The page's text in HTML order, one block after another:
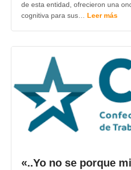
de esta entidad, ofrecieron una
cognitiva para sus… Leer más
«..Yo no se porque